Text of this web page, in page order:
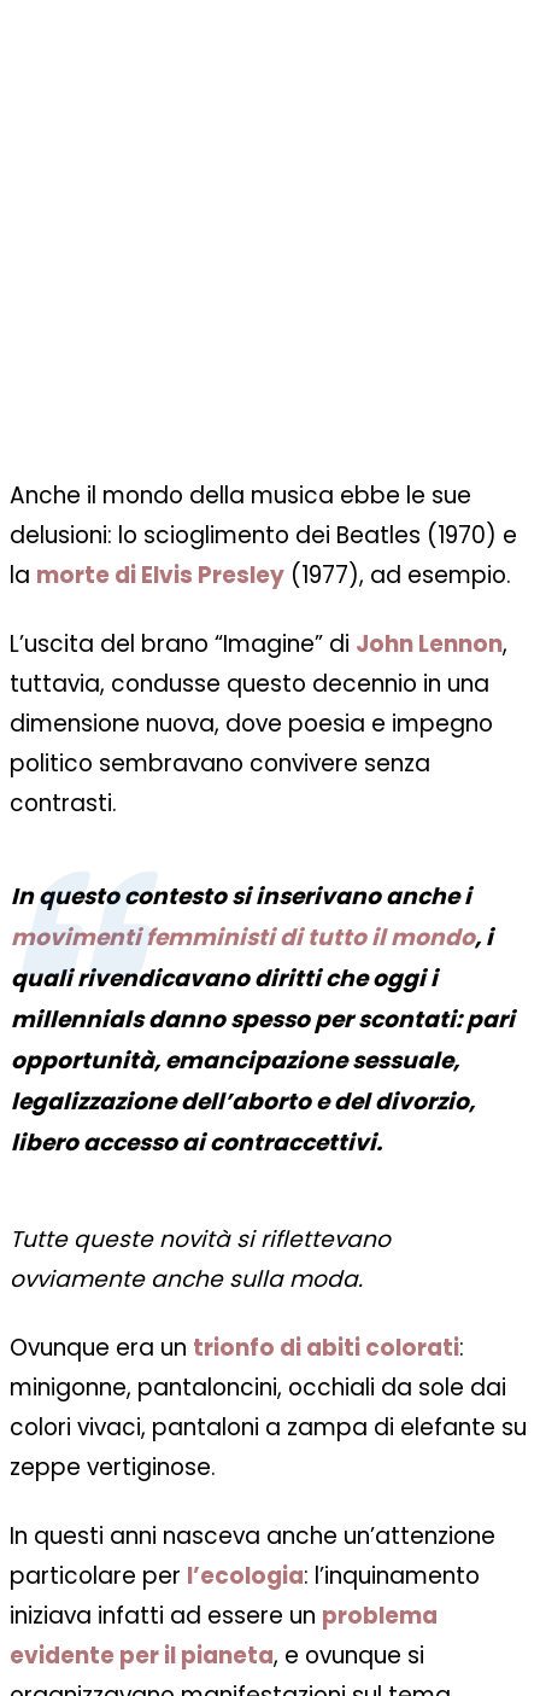
Anche il mondo della musica ebbe le sue
delusioni: lo scioglimento dei Beatles (1970) e
la morte di Elvis Presley (1977), ad esempio.
L’uscita del brano “Imagine” di John Lennon,
tuttavia, condusse questo decennio in una
dimensione nuova, dove poesia e impegno
politico sembravano convivere senza
contrasti.
In questo contesto si inserivano anche i
movimenti femministi di tutto il mondo, i
quali rivendicavano diritti che oggi i
millennials danno spesso per scontati: pari
opportunità, emancipazione sessuale,
legalizzazione dell’aborto e del divorzio,
libero accesso ai contraccettivi.
Tutte queste novità si riflettevano
ovviamente anche sulla moda.
Ovunque era un trionfo di abiti colorati:
minigonne, pantaloncini, occhiali da sole dai
colori vivaci, pantaloni a zampa di elefante su
zeppe vertiginose.
In questi anni nasceva anche un’attenzione
particolare per l’ecologia: l’inquinamento
iniziava infatti ad essere un problema
evidente per il pianeta, e ovunque si